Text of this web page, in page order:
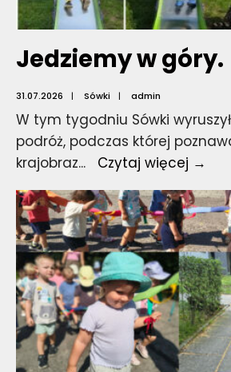
Jedziemy w góry.
31.07.2026 | Sówki | admin
W tym tygodniu Sówki
podróż, podczas której
krajobraz... Czytaj więcej →